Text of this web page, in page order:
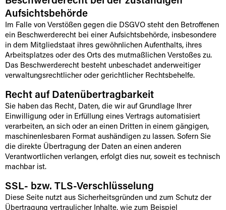
Aufsichts­behörde
Im Falle von Verstößen gegen die DSGVO steht den Betroffenen
ein Beschwerderecht bei einer Aufsichtsbehörde, insbesondere
in dem Mitgliedstaat ihres gewöhnlichen Aufenthalts, ihres
Arbeitsplatzes oder des Orts des mutmaßlichen Verstoßes zu.
Das Beschwerderecht besteht unbeschadet anderweitiger
verwaltungsrechtlicher oder gerichtlicher Rechtsbehelfe.
Recht auf Daten­übertrag­barkeit
Sie haben das Recht, Daten, die wir auf Grundlage Ihrer
Einwilligung oder in Erfüllung eines Vertrags automatisiert
verarbeiten, an sich oder an einen Dritten in einem gängigen,
maschinenlesbaren Format aushändigen zu lassen. Sofern Sie
die direkte Übertragung der Daten an einen anderen
Verantwortlichen verlangen, erfolgt dies nur, soweit es technisch
machbar ist.
SSL- bzw. TLS-Verschlüsselung
Diese Seite nutzt aus Sicherheitsgründen und zum Schutz der
Übertragung vertraulicher Inhalte, wie zum Beispiel